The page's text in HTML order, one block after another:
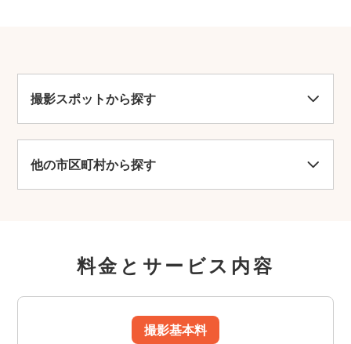
撮影スポットから探す
他の市区町村から探す
料金とサービス内容
撮影基本料